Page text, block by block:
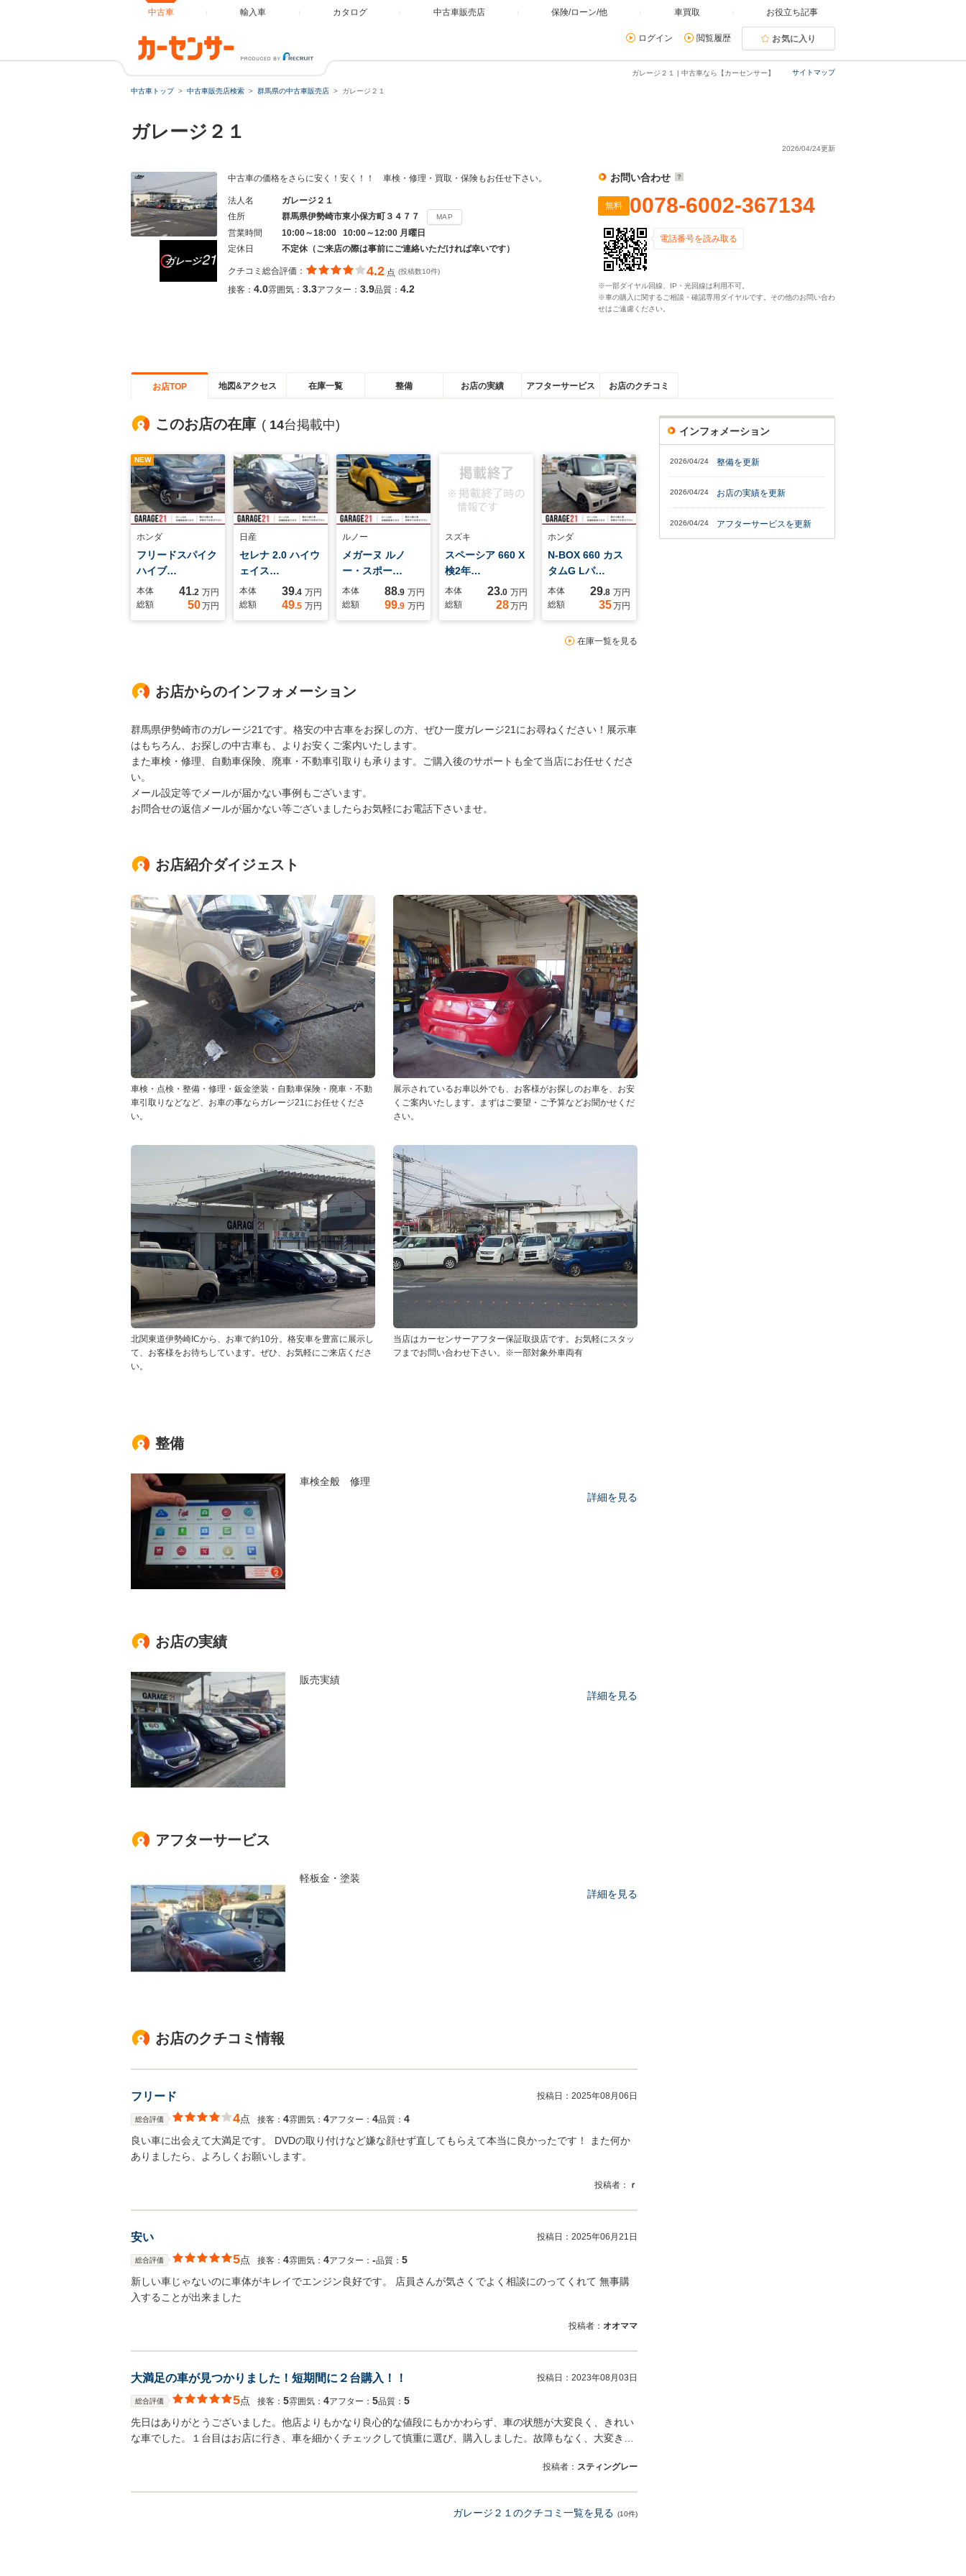
中古車 輸入車 カタログ 中古車販売店 保険/ローン/他 車買取 お役立ち記事
ログイン 閲覧履歴 お気に入り
サイトマップ
ガレージ２１ | 中古車なら【カーセンサー】
中古車トップ 中古車販売店検索 群馬県の中古車販売店 ガレージ２１
ガレージ２１
2026/04/24更新
中古車の価格をさらに安く！安く！！ 車検・修理・買取・保険もお任せ下さい。
法人名
ガレージ２１
住所
群馬県伊勢崎市東小保方町３４７７ MAP
営業時間
10:00～18:00 10:00～12:00 月曜日
定休日
不定休（ご来店の際は事前にご連絡いただければ幸いです）
クチコミ総合評価： 4.2 点 (投稿数10件)
接客： 4.0雰囲気： 3.3アフター： 3.9品質： 4.2
お問い合わせ
無料 0078-6002-367134
電話番号を読み取る
※一部ダイヤル回線、IP・光回線は利用不可。
※車の購入に関するご相談・確認専用ダイヤルです。その他のお問い合わ
せはご遠慮ください。
お店TOP 地図&アクセス 在庫一覧 整備 お店の実績 アフターサービス お店のクチコミ
このお店の在庫 ( 14台掲載中)
NEW
ホンダ
フリードスパイク
ハイブ…
本体 41.2 万円
総額
50万円
日産
セレナ 2.0 ハイウ
ェイス…
本体 39.4 万円
総額
49.5 万円
ルノー
メガーヌ ルノ
ー・スポー…
本体 88.9 万円
総額
99.9 万円
スズキ
スペーシア 660 X
検2年…
本体 23.0 万円
総額
28万円
ホンダ
N-BOX 660 カス
タムG Lパ…
本体 29.8 万円
総額
35万円
在庫一覧を見る
お店からのインフォメーション
群馬県伊勢崎市のガレージ21です。格安の中古車をお探しの方、ぜひ一度ガレージ21にお尋ねください！展示車
はもちろん、お探しの中古車も、よりお安くご案内いたします。
また車検・修理、自動車保険、廃車・不動車引取りも承ります。ご購入後のサポートも全て当店にお任せくださ
い。
メール設定等でメールが届かない事例もございます。
お問合せの返信メールが届かない等ございましたらお気軽にお電話下さいませ。
お店紹介ダイジェスト
車検・点検・整備・修理・鈑金塗装・自動車保険・廃車・不動
車引取りなどなど、お車の事ならガレージ21にお任せくださ
い。
展示されているお車以外でも、お客様がお探しのお車を、お安
くご案内いたします。まずはご要望・ご予算などお聞かせくだ
さい。
北関東道伊勢崎ICから、お車で約10分。格安車を豊富に展示し
て、お客様をお待ちしています。ぜひ、お気軽にご来店くださ
い。
当店はカーセンサーアフター保証取扱店です。お気軽にスタッ
フまでお問い合わせ下さい。※一部対象外車両有
整備
車検全般 修理
詳細を見る
お店の実績
販売実績
詳細を見る
アフターサービス
軽板金・塗装
詳細を見る
お店のクチコミ情報
フリード 投稿日： 2025年08月06日
総合評価 4点 接客： 4雰囲気： 4アフター： 4品質： 4
良い車に出会えて大満足です。 DVDの取り付けなど嫌な顔せず直してもらえて本当に良かったです！ また何か
ありましたら、よろしくお願いします。
投稿者： ｒ
安い 投稿日： 2025年06月21日
総合評価 5点 接客： 4雰囲気： 4アフター： ‐品質： 5
新しい車じゃないのに車体がキレイでエンジン良好です。 店員さんが気さくでよく相談にのってくれて 無事購
入することが出来ました
投稿者： オオママ
大満足の車が見つかりました！短期間に２台購入！！ 投稿日： 2023年08月03日
総合評価 5点 接客： 5雰囲気： 4アフター： 5品質： 5
先日はありがとうございました。他店よりもかなり良心的な値段にもかかわらず、車の状態が大変良く、きれい
な車でした。１台目はお店に行き、車を細かくチェックして慎重に選び、購入しました。故障もなく、大変き…
投稿者： スティングレー
ガレージ２１のクチコミ一覧を見る (10件)
インフォメーション
2026/04/24 整備を更新
2026/04/24 お店の実績を更新
2026/04/24 アフターサービスを更新